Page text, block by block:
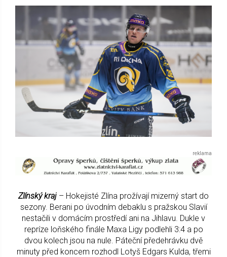
Zlínský kraj – Hokejisté Zlína prožívají mizerný start do
sezony. Berani po úvodním debaklu s pražskou Slavií
nestačili v domácím prostředí ani na Jihlavu. Dukle v
repríze loňského finále Maxa Ligy podlehli 3:4 a po
dvou kolech jsou na nule. Páteční předehrávku dvě
minuty před koncem rozhodl Lotyš Edgars Kulda, třemi